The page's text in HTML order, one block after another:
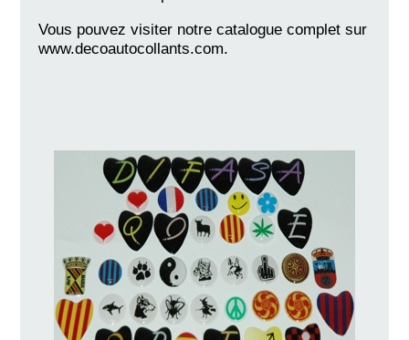
Vous pouvez visiter notre catalogue complet sur
www.decoautocollants.com.